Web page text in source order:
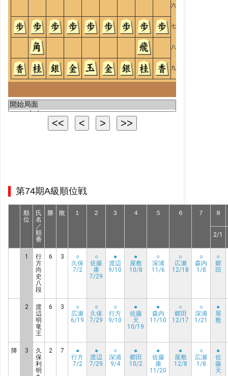
六
七
八
九
第74期A級順位戦
順
位
氏
名
／
順
番
勝 敗 １ ２ ３ ４ ５ ６ ７ ８
2/1
1
行
方
尚
史
八
段
6 3
○
久保
7/2
○
佐藤
康
7/29
●
渡辺
9/10
●
屋敷
10/8
○
深浦
11/6
○
広瀬
12/18
○
森内
1/8
○
郷
田
2
渡
辺
明
竜
王
6 3
○
広瀬
6/19
○
久保
7/29
○
行方
9/10
●
佐藤
天
10/19
●
森内
11/10
○
郷田
12/17
○
深浦
1/21
●
屋
敷
降 3
久
保
利
明
2 7
●
行方
7/2
●
渡辺
7/29
○
深浦
9/4
●
郷田
10/2
●
佐藤
康
11/20
●
屋敷
12/8
○
広瀬
1/8
●
佐
藤
天